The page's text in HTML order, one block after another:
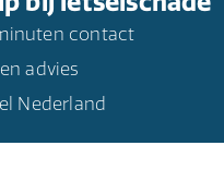
contact
advies
Nederland